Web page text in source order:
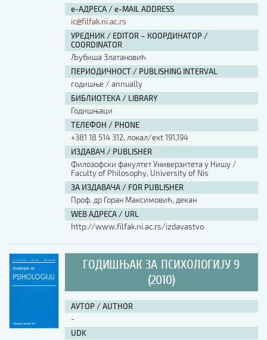
е-АДРЕСА / e-MAIL ADDRESS
ic@filfak.ni.ac.rs
УРЕДНИК / EDITOR – КООРДИНАТОР /
COORDINATOR
Љубиша Златановић
ПЕРИОДИЧНОСТ / PUBLISHING INTERVAL
годишње / annually
БИБЛИОТЕКА / LIBRARY
Годишњаци
ТЕЛЕФОН / PHONE
+381 18 514 312, локал/ext 191,194
ИЗДАВАЧ / PUBLISHER
Филозофски факултет Универзитета у Нишу /
Faculty of Philosophy, University of Nis
ЗА ИЗДАВАЧА / FOR PUBLISHER
Проф. др Горан Максимовић, декан
WEB АДРЕСА / URL
http://www.filfak.ni.ac.rs/izdavastvo
ГОДИШЊАК ЗА ПСИХОЛОГИЈУ 9
(2010)
АУТОР / AUTHOR
-
UDK